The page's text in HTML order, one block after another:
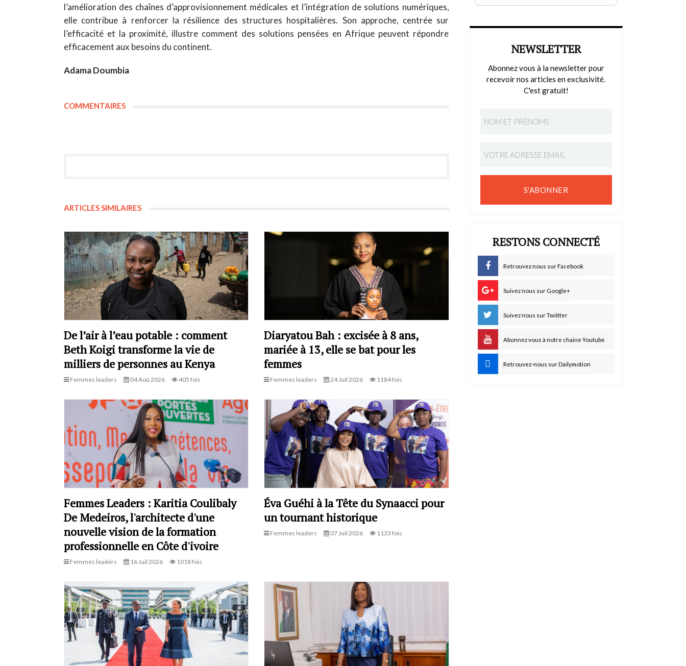
l’amélioration des chaînes d’approvisionnement médicales et l’intégration de solutions numériques,
elle contribue à renforcer la résilience des structures hospitalières. Son approche, centrée sur
l’efficacité et la proximité, illustre comment des solutions pensées en Afrique peuvent répondre
efficacement aux besoins du continent.
Adama Doumbia
COMMENTAIRES
ARTICLES SIMILAIRES
De l’air à l’eau potable : comment
Beth Koigi transforme la vie de
milliers de personnes au Kenya
Femmes leaders 04 Aoû 2026 405 fois
Diaryatou Bah : excisée à 8 ans,
mariée à 13, elle se bat pour les
femmes
Femmes leaders 24 Juil 2026 1184 fois
Femmes Leaders : Karitia Coulibaly
De Medeiros, l'architecte d'une
nouvelle vision de la formation
professionnelle en Côte d'ivoire
Femmes leaders 16 Juil 2026 1018 fois
Éva Guéhi à la Tête du Synaacci pour
un tournant historique
Femmes leaders 07 Juil 2026 1133 fois
NEWSLETTER
Abonnez vous à la newsletter pour
recevoir nos articles en exclusivité.
C'est gratuit!
S'ABONNER
RESTONS CONNECTÉ
Retrouvez nous sur Facebook
Suivez nous sur Google+
Suivez nous sur Twiitter
Abonnez vous à notre chaine Youtube
Retrouvez-nous sur Dailymotion